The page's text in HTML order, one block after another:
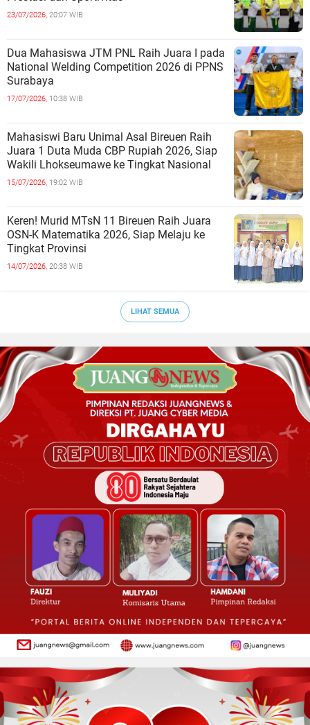
23/07/2026, 20:07 WIB
Dua Mahasiswa JTM PNL Raih Juara I pada
National Welding Competition 2026 di PPNS
Surabaya
17/07/2026, 10:38 WIB
Mahasiswi Baru Unimal Asal Bireuen Raih
Juara 1 Duta Muda CBP Rupiah 2026, Siap
Wakili Lhokseumawe ke Tingkat Nasional
15/07/2026, 19:02 WIB
Keren! Murid MTsN 11 Bireuen Raih Juara
OSN-K Matematika 2026, Siap Melaju ke
Tingkat Provinsi
14/07/2026, 20:38 WIB
LIHAT SEMUA